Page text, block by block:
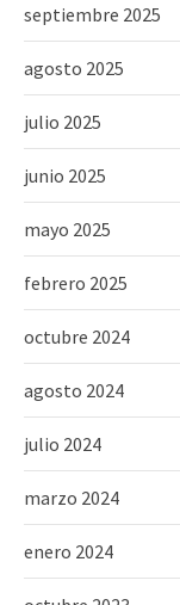
septiembre 2025
agosto 2025
julio 2025
junio 2025
mayo 2025
febrero 2025
octubre 2024
agosto 2024
julio 2024
marzo 2024
enero 2024